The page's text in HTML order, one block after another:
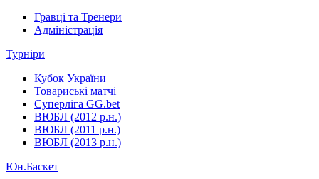
Гравці та Тренери
Адміністрація
Турніри
Кубок України
Товариські матчі
Суперліга GG.bet
ВЮБЛ (2012 р.н.)
ВЮБЛ (2011 р.н.)
ВЮБЛ (2013 р.н.)
Юн.Баскет